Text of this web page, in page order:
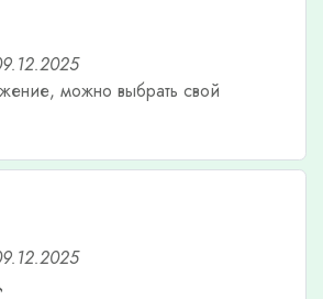
можно выбрать свой